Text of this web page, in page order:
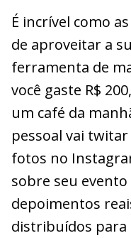
É incrível como
de aproveitar a
ferramenta de
você gaste R$
um café da
pessoal vai
fotos no
sobre seu evento
depoimentos
distribuídos para